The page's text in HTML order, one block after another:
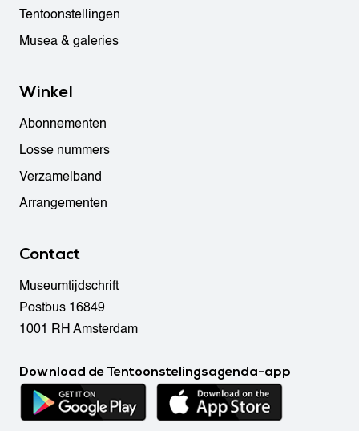
Tentoonstellingen
Musea & galeries
Winkel
Abonnementen
Losse nummers
Verzamelband
Arrangementen
Contact
Museumtijdschrift
Postbus 16849
1001 RH Amsterdam
Download de Tentoonstelingsagenda-app